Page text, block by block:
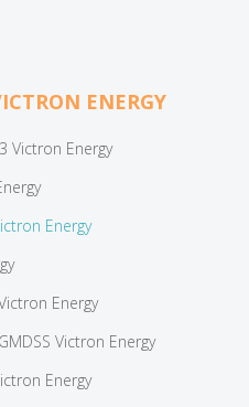
ENERGY
Victron Energy
Energy
Energy
Victron Energy
Energy